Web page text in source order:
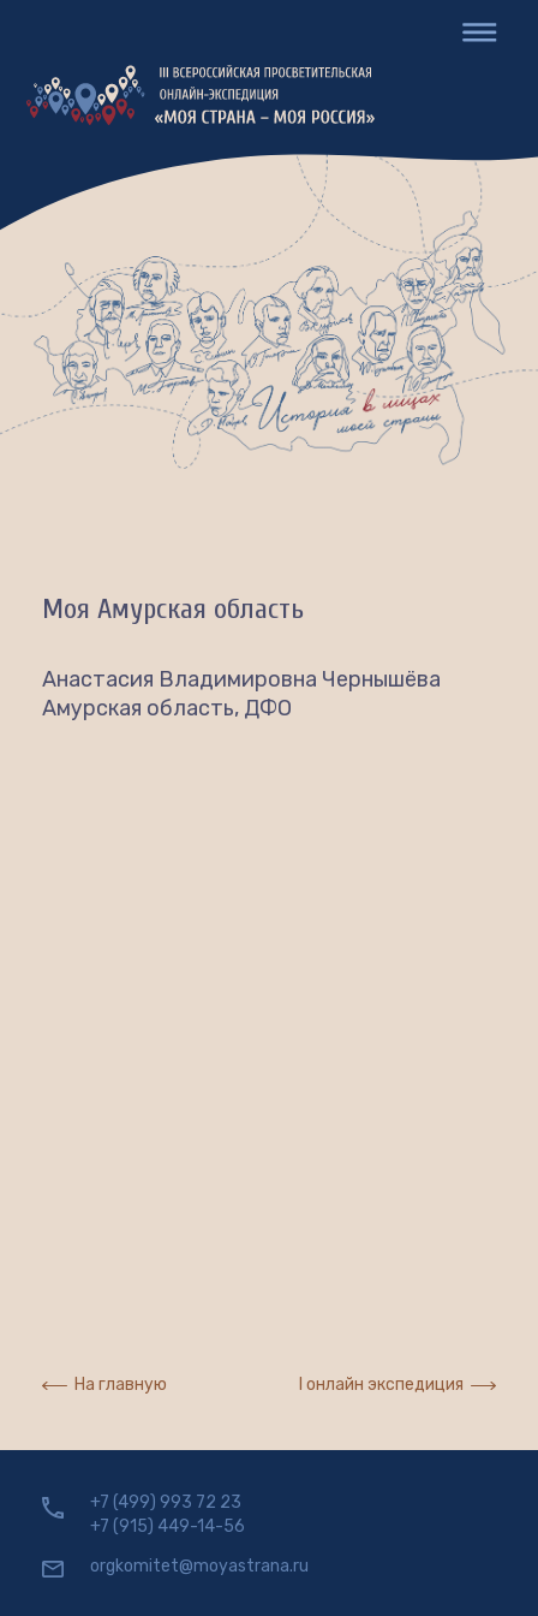
Моя Амурская область
Анастасия Владимировна Чернышёва
Амурская область, ДФО
На главную I онлайн экспедиция
+7 (499) 993 72 23
+7 (915) 449-14-56
orgkomitet@moyastrana.ru